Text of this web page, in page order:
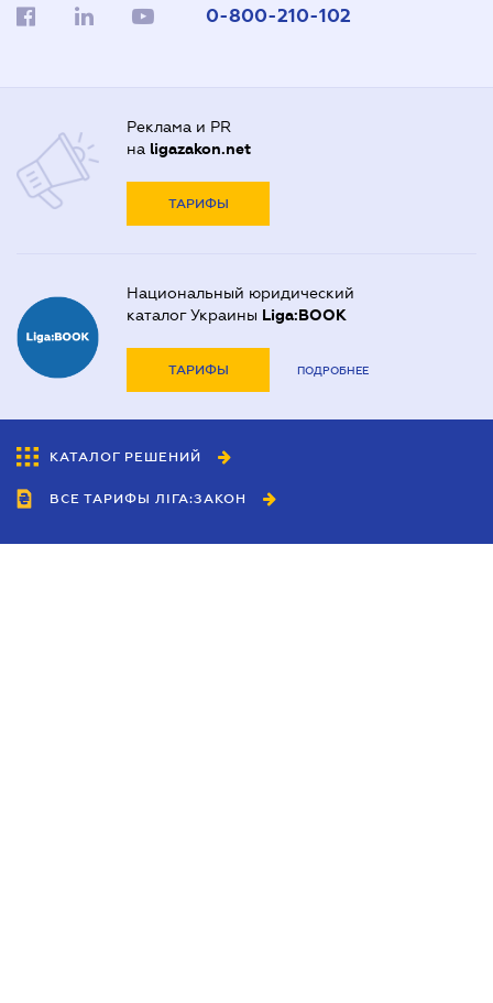
0-800-210-102
Реклама и PR
на ligazakon.net
ТАРИФЫ
Национальный юридический
каталог Украины Liga:BOOK
ТАРИФЫ ПОДРОБНЕЕ
КАТАЛОГ РЕШЕНИЙ
ВСЕ ТАРИФЫ ЛІГА:ЗАКОН